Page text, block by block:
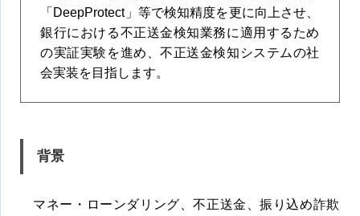
「DeepProtect」等で検知精度を更に向上させ、
銀行における不正送金検知業務に適用するため
の実証実験を進め、不正送金検知システムの社
会実装を目指します。
背景
マネー・ローンダリング、不正送金、振り込め詐欺